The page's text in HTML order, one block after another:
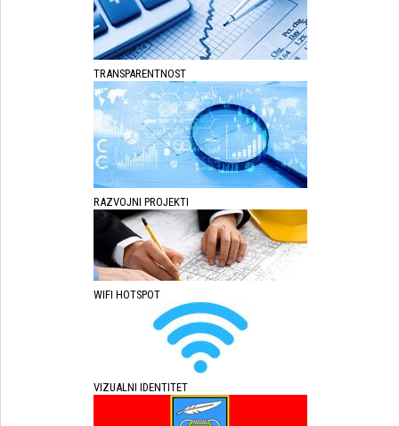
TRANSPARENTNOST
RAZVOJNI PROJEKTI
WIFI HOTSPOT
VIZUALNI IDENTITET